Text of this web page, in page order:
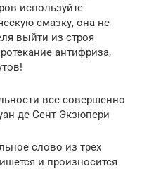
используйте
смазку, она не
выйти из строя
антифриза,
все совершенно
де Сент Экзюпери
слово из трех
и произносится